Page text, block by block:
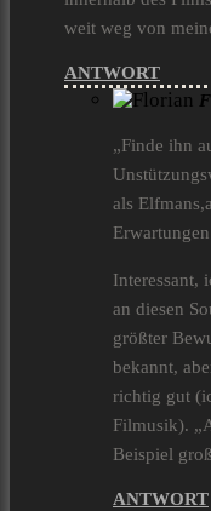
weit weg von
ANTWORT
„Finde ihn
als
Interessant,
an diesen
größter
bekannt,
richtig gut
Filmusik).
Beispiel
ANTWORT